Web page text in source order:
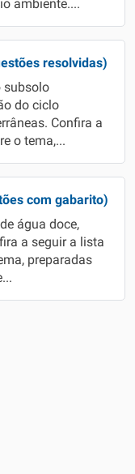
ambiente....
resolvidas)
subsolo
do ciclo
Confira a
o tema,...
com gabarito)
água doce,
a seguir a lista
preparadas